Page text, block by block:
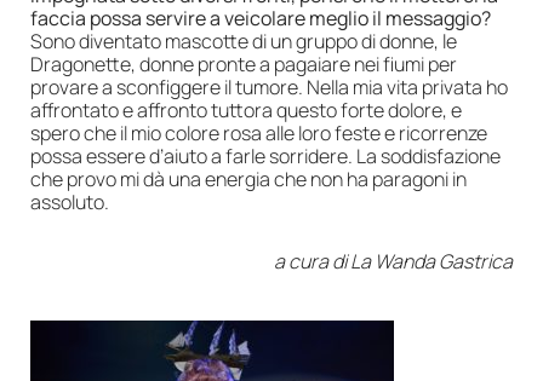
faccia possa servire a veicolare meglio il messaggio?
Sono diventato mascotte di un gruppo di donne, le
Dragonette, donne pronte a pagaiare nei fiumi per
provare a sconfiggere il tumore. Nella mia vita privata ho
affrontato e affronto tuttora questo forte dolore, e
spero che il mio colore rosa alle loro feste e ricorrenze
possa essere d’aiuto a farle sorridere. La soddisfazione
che provo mi dà una energia che non ha paragoni in
assoluto.
a cura di La Wanda Gastrica